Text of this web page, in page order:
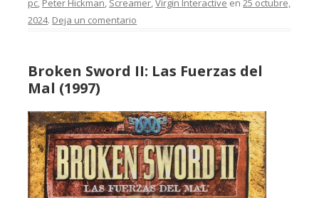
pc, Peter Hickman, Screamer,Virgin Interactive en25 octubre,
2024. Deja un comentario
Broken Sword II: Las Fuerzas del
Mal (1997)